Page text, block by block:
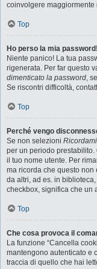
coinvolgere
Top
Ho perso la mia password!
Niente panico! La tua
rigenerata. Per far questo
dimenticato la password,
Se riscontri difficoltà,
Top
Perché vengo
Se non selezioni Ricordami
per un periodo
il tuo nome utente. Per
ma ricorda che questo
da altri, ad es. in
checkbox, significa che un
Top
Che cosa provoca il
La funzione “Cancella
mantengono autenticato e
traccia di quello che hai